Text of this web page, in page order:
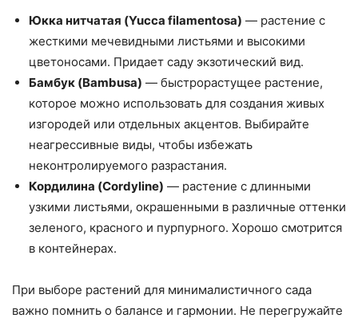
Юкка нитчатая (Yucca filamentosa) — растение с
жесткими мечевидными листьями и высокими
цветоносами. Придает саду экзотический вид.
Бамбук (Bambusa) — быстрорастущее растение,
которое можно использовать для создания живых
изгородей или отдельных акцентов. Выбирайте
неагрессивные виды, чтобы избежать
неконтролируемого разрастания.
Кордилина (Cordyline) — растение с длинными
узкими листьями, окрашенными в различные оттенки
зеленого, красного и пурпурного. Хорошо смотрится
в контейнерах.
При выборе растений для минималистичного сада
важно помнить о балансе и гармонии. Не перегружайте